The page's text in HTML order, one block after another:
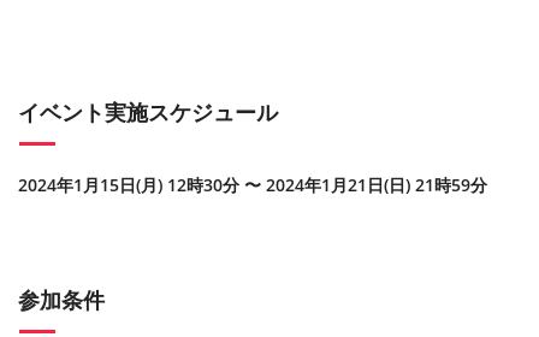
イベント実施スケジュール
2024年1月15日(月) 12時30分 〜 2024年1月21日(日) 21時59分
参加条件